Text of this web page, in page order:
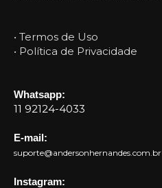
• Termos de Uso
• Política de Privacidade
Whatsapp:
11 92124-4033
E-mail:
suporte@andersonhernandes.com.br
Instagram: